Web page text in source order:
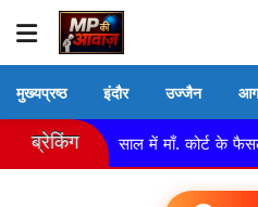
मुख्यप्रष्ठ इंदौर उज्जैन
ब्रेकिंग
13 साल में माँ. कोर्ट के फैसले ने बदल